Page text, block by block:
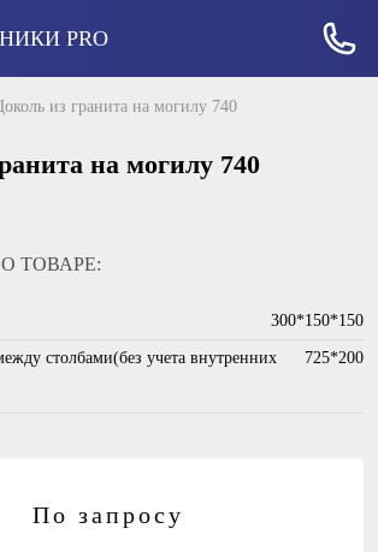
PRO
из гранита на могилу 740
на могилу 740
ТОВАРЕ:
300*150*150
столбами(без учета внутренних
725*200
По запросу